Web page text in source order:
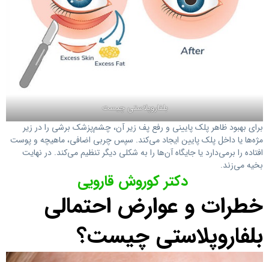
بلفاروپلاستی چیست
برای بهبود ظاهر پلک پایینی و رفع پف زیر آن، چشم‌پزشک برشی را در زیر
مژه‌ها یا داخل پلک پایین ایجاد می‌کند. سپس چربی اضافی، ماهیچه و پوست
افتاده را برمی‌دارد یا جایگاه آن‌ها را به شکلی دیگر تنظیم می‌کند. در نهایت
بخیه می‌زند.
دکتر کوروش قارویی
خطرات و عوارض احتمالی
بلفاروپلاستی چیست؟